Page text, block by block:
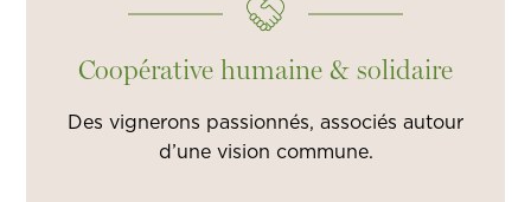
Coopérative humaine & solidaire
Des vignerons passionnés, associés autour
d’une vision commune.